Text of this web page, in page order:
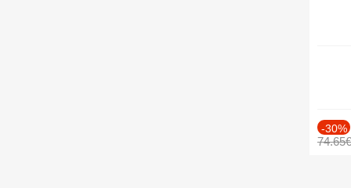
-30%
74.65€